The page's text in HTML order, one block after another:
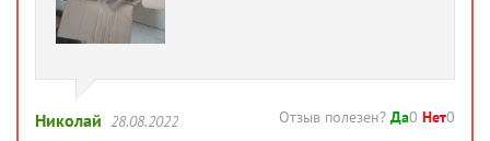
Николай 28.08.2022 Отзыв полезен? Да0 Нет0